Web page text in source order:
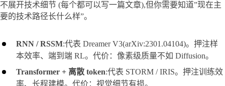
不展开技术细节 (每个都可以写一篇文章),但你需要知道”现在主
要的技术路径长什么样”。
RNN / RSSM:代表 Dreamer V3(arXiv:2301.04104)。押注样
本效率、端到端 RL。代价：像素级质量不如 Diffusion。
Transformer + 离散 token:代表 STORM / IRIS。押注训练效
率、长程建模。代价：视觉细节有损。